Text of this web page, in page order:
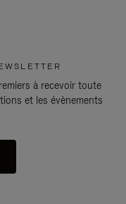
à recevoir toute
et les évènements